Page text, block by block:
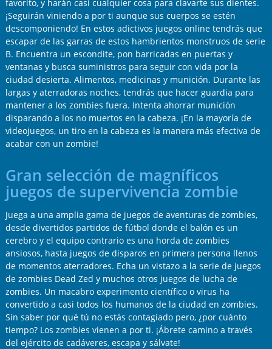
favorito, y harán casi cualquier cosa para clavarte sus dientes.
¡Seguirán viniendo a por ti aunque sus cuerpos se estén
descomponiendo! En estos adictivos juegos online tendrás que
escapar de las garras de estos hambrientos monstruos de serie
B. Encuentra un escondite, pon barricadas en puertas y
ventanas y busca suministros para seguir con vida por la
ciudad desierta. Alimentos, medicinas y munición. Durante las
largas y aterradoras noches, tendrás que hacer guardia para
mantener a los zombies fuera. Intenta ahorrar munición
disparando a los no muertos en la cabeza. ¡En la mayoría de
videojuegos, un tiro en la cabeza es la manera más efectiva de
acabar con un zombie!
Gran selección de magníficos
juegos de supervivencia zombie
Juega a una amplia gama de juegos de aventuras de zombies,
desde divertidos partidos de fútbol donde el balón es un
cerebro y el equipo contrario es una horda de zombies
ansiosos, hasta juegos de disparos en primera persona llenos
de momentos aterradores. Echa un vistazo a la serie de juegos
de zombies Dead Zed y muchos otros juegos de lucha de
zombies. Un macabro experimento científico o virus ha
convertido a casi todos los humanos de la ciudad en zombies.
Sin saber por qué tú no estás contagiado pero, ¿por cuánto
tiempo? Los zombies vienen a por ti. ¡Ábrete camino a través
del ejército de cadáveres, escapa y sálvate!